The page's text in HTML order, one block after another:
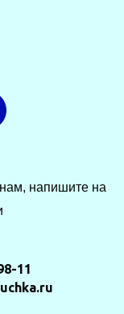
напишите на
11